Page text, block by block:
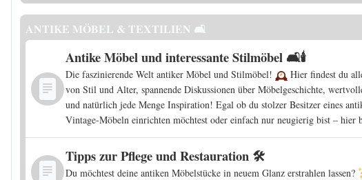
ANTIKE MÖBEL & TEXTILIEN 🛋️
Antike Möbel und interessante Stilmöbel 🛋️🕯️
Die faszinierende Welt antiker Möbel und Stilmöbel!
Hier findest du
von Stil und Alter, spannende Diskussionen über Möbelgeschichte,
und natürlich jede Menge Inspiration! Egal ob du stolzer Besitzer eines
Vintage-Möbeln einrichten möchtest oder einfach nur neugierig bist – hier
Tipps zur Pflege und Restauration 🛠️
Du möchtest deine antiken Möbelstücke in neuem Glanz erstrahlen lassen?